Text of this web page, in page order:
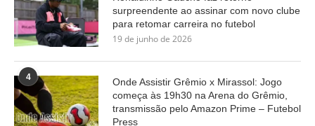
surpreendente ao assinar com novo clube
para retomar carreira no futebol
19 de junho de 2026
4
Onde Assistir Grêmio x Mirassol: Jogo
começa às 19h30 na Arena do Grêmio,
transmissão pelo Amazon Prime – Futebol
Press